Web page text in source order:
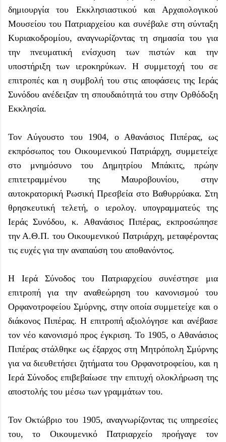
δημιουργία του Εκκλησιαστικού και Αρχαιολογικού
Μουσείου του Πατριαρχείου και συνέβαλε στη σύνταξη
Κυριακοδρομίου, αναγνωρίζοντας τη σημασία του για
την πνευματική ενίσχυση των πιστών και την
υποστήριξη των ιεροκηρύκων. Η συμμετοχή του σε
επιτροπές και η συμβολή του στις αποφάσεις της Ιεράς
Συνόδου ανέδειξαν τη σπουδαιότητά του στην Ορθόδοξη
Εκκλησία.
Τον Αύγουστο του 1904, ο Αθανάσιος Πιπέρας, ως
εκπρόσωπος του Οικουμενικού Πατριάρχη, συμμετείχε
στο μνημόσυνο του Δημητρίου Μπάκιτς, πρώην
επιτετραμμένου της Μαυροβουνίου, στην
αυτοκρατορική Ρωσική Πρεσβεία στο Βαθυρρύακα. Στη
θρησκευτική τελετή, ο ιερολογ. υπογραμματεύς της
Ιεράς Συνόδου, κ. Αθανάσιος Πιπέρας, εκπροσώπησε
την Α.Θ.Π. του Οικουμενικού Πατριάρχη, μεταφέροντας
τις ευχές για την αναπαύση του αποθανόντος.
Η Ιερά Σύνοδος του Πατριαρχείου συνέστησε μια
επιτροπή για την αναθεώρηση του κανονισμού του
Ορφανοτροφείου Σμύρνης, στην οποία συμμετείχε και ο
διάκονος Πιπέρας. Η επιτροπή αξιολόγησε και ανέβασε
τον νέο κανονισμό προς έγκριση. Το 1905, ο Αθανάσιος
Πιπέρας στάλθηκε ως έξαρχος στη Μητρόπολη Σμύρνης
για να διευθετήσει ζητήματα του Ορφανοτροφείου, και η
Ιερά Σύνοδος επιβεβαίωσε την επιτυχή ολοκλήρωση της
αποστολής του μέσω των γραμμάτων του.
Τον Οκτώβριο του 1905, αναγνωρίζοντας τις υπηρεσίες
του, το Οικουμενικό Πατριαρχείο προήγαγε τον